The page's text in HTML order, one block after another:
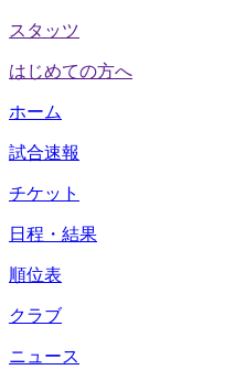
スタッツ
はじめての方へ
ホーム
試合速報
チケット
日程・結果
順位表
クラブ
ニュース